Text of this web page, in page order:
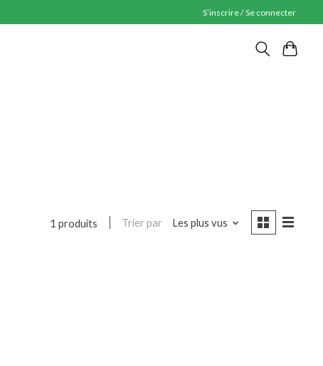
S’inscrire / Se connecter
1 produits Trier par Les plus vus